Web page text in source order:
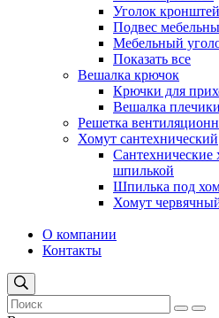
Уголок
Подвес
Мебельный
Показать все
Вешалка крючок
Крючки для
Вешалка плечики
Решетка
Хомут сантехнический
Сантехнические
шпилькой
Шпилька под
Хомут
О компании
Контакты